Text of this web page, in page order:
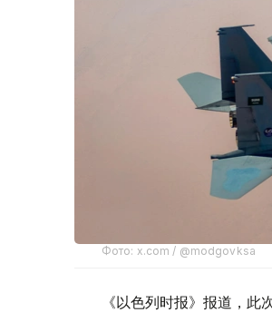
Фото: x.com / @modgovksa
《以色列时报》报道，此